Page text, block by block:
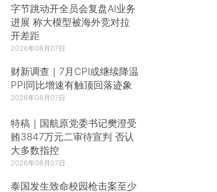
字节跳动开全员会复盘AI业务
进展 称大模型被海外竞对拉
开差距
2026年08月07日
财新调查｜7月CPI或继续降温
PPI同比增速有触顶回落迹象
2026年08月07日
特稿｜国航原党委书记樊澄受
贿3847万元二审待宣判 否认
大多数指控
2026年08月07日
泰国发生致命校园枪击案至少